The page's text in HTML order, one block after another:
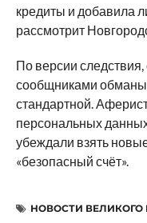
кредиты и добавила
рассмотрит
По версии
сообщниками
стандартной.
персональных
убеждали взять
«безопасный счёт».
НОВОСТИ ВЕЛИКОГО